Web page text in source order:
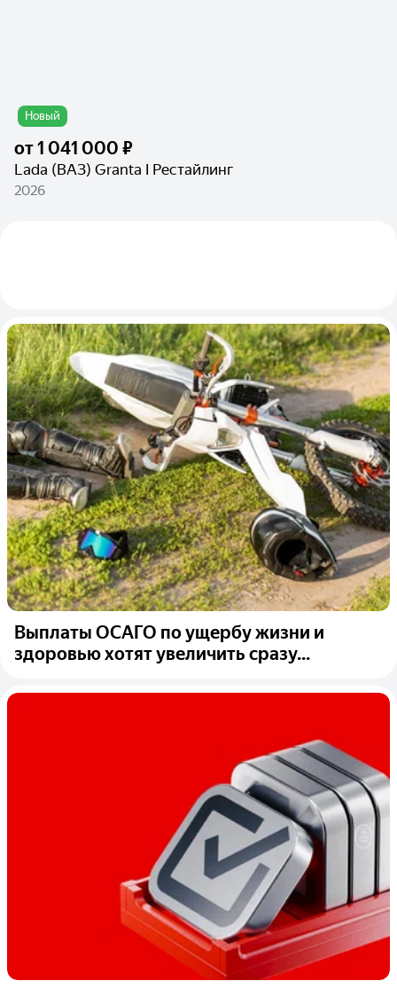
Новый
от1 041 000 ₽
Lada (ВАЗ) Granta I Рестайлинг
2026
Выплаты ОСАГО по ущербу жизни и
здоровью хотят увеличить сразу...